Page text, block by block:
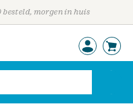
besteld, morgen in huis